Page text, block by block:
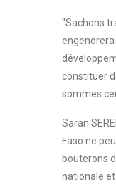
"Sachons
engendrera
constituer
sommes
Saran
Faso ne
bouterons
nationale